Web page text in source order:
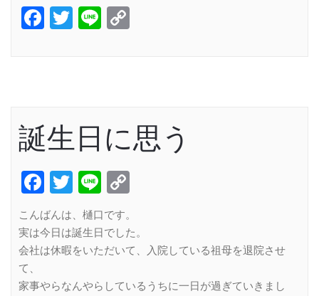
Facebook
Twitter
Line
誕生日に思う
Facebook
Twitter
Line
こんばんは、樋口です。
実は今日は誕生日でした。
会社は休暇をいただいて、入院している祖母を退院させ
て、
家事やらなんやらしているうちに一日が過ぎていきまし